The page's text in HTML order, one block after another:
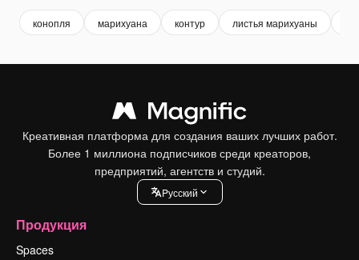
конопля марихуана контур листья марихуаны
Креативная платформа для создания ваших лучших работ.
Более 1 миллиона подписчиков среди креаторов,
предприятий, агентств и студий.
Pусский
Продукция
Spaces